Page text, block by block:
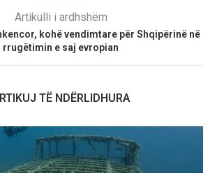
Artikulli i ardhshëm
kohë vendimtare për Shqipërinë në
rrugëtimin e saj evropian
TË NDËRLIDHURA